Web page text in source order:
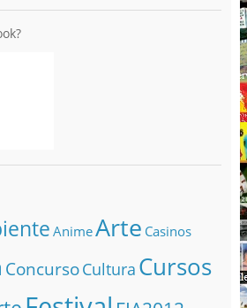
AnimeArte Casinos
ConcursoCultura Cursos